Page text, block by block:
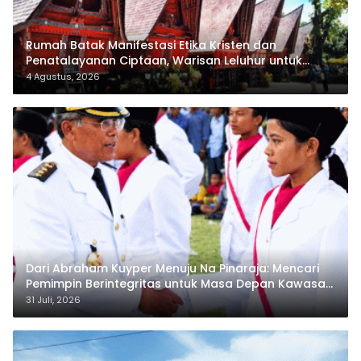
Rumah Batak Manifestasi Etika Kristen dan
Penatalayanan Ciptaan, Warisan Leluhur untuk
Memuliakan Tuhan
4 Agustus, 2026
Dari Abraham Kuyper Menuju Na Pinaraja: Mencari
Pemimpin Berintegritas untuk Masa Depan Kawasan
Danau Toba
31 Juli, 2026